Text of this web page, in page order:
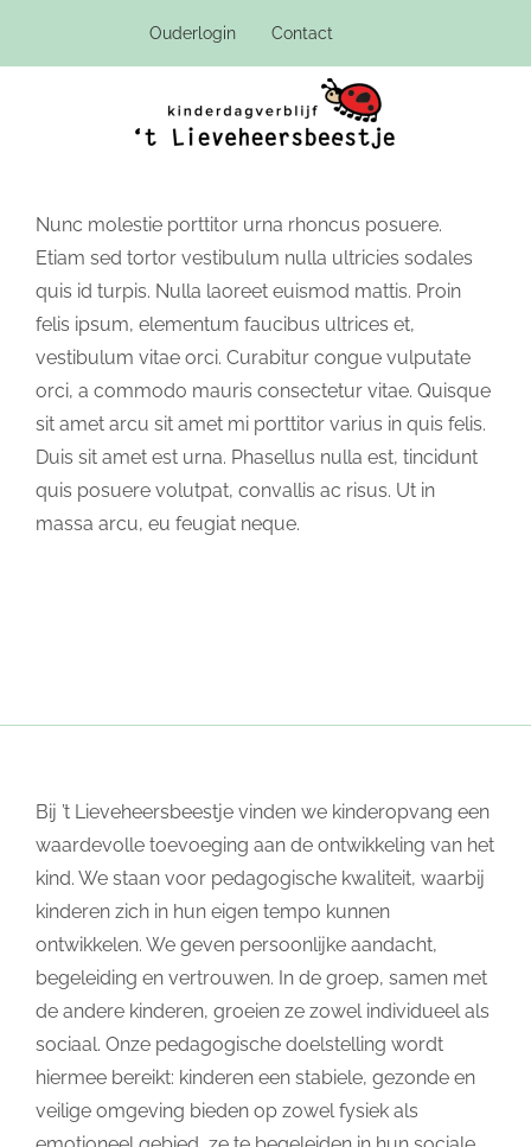
Ouderlogin Contact
Nunc molestie porttitor urna rhoncus posuere.
Etiam sed tortor vestibulum nulla ultricies sodales
quis id turpis. Nulla laoreet euismod mattis. Proin
felis ipsum, elementum faucibus ultrices et,
vestibulum vitae orci. Curabitur congue vulputate
orci, a commodo mauris consectetur vitae. Quisque
sit amet arcu sit amet mi porttitor varius in quis felis.
Duis sit amet est urna. Phasellus nulla est, tincidunt
quis posuere volutpat, convallis ac risus. Ut in
massa arcu, eu feugiat neque.
Bij ’t Lieveheersbeestje vinden we kinderopvang een
waardevolle toevoeging aan de ontwikkeling van het
kind. We staan voor pedagogische kwaliteit, waarbij
kinderen zich in hun eigen tempo kunnen
ontwikkelen. We geven persoonlijke aandacht,
begeleiding en vertrouwen. In de groep, samen met
de andere kinderen, groeien ze zowel individueel als
sociaal. Onze pedagogische doelstelling wordt
hiermee bereikt: kinderen een stabiele, gezonde en
veilige omgeving bieden op zowel fysiek als